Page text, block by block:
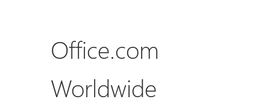
Office.com
Worldwide